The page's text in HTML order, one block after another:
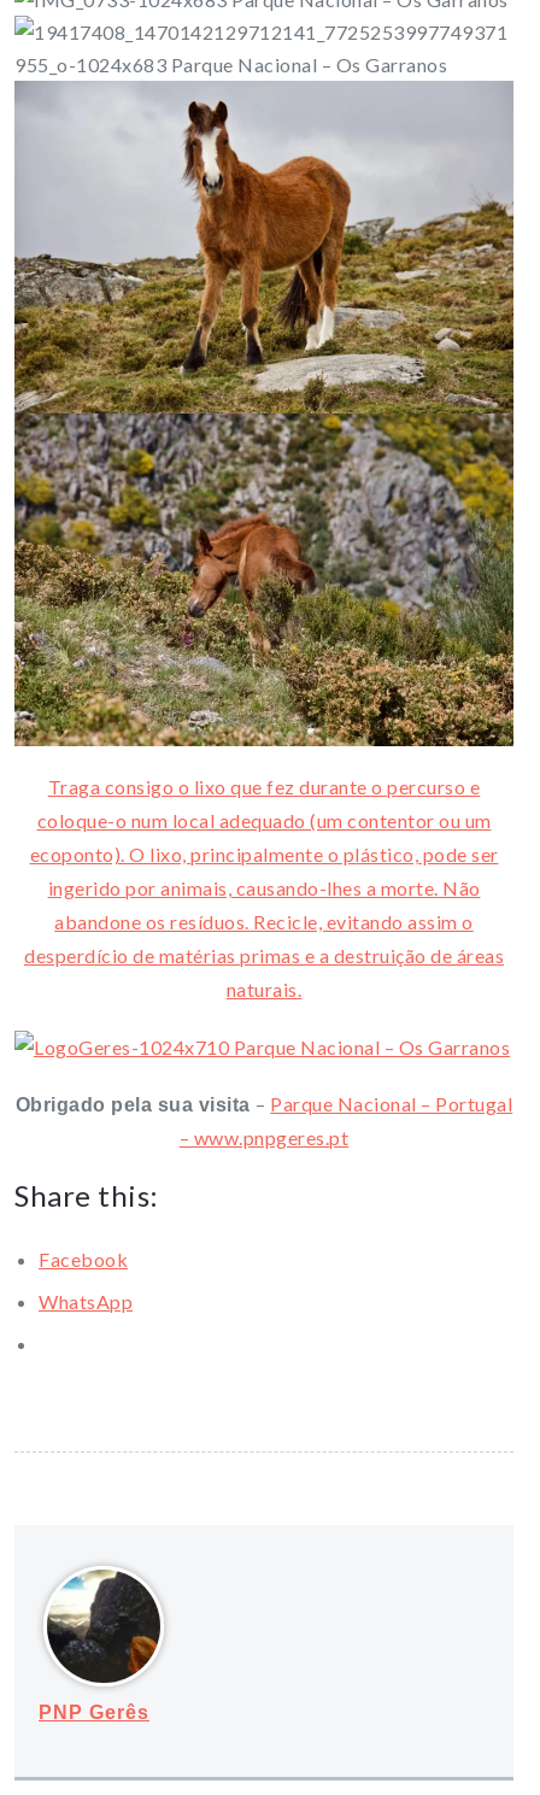
Traga consigo o lixo que fez durante o percurso e
coloque-o num local adequado (um contentor ou um
ecoponto). O lixo, principalmente o plástico, pode ser
ingerido por animais, causando-lhes a morte. Não
abandone os resíduos. Recicle, evitando assim o
desperdício de matérias primas e a destruição de áreas
naturais.
Obrigado pela sua visita – Parque Nacional – Portugal
– www.pnpgeres.pt
Share this:
Facebook
WhatsApp
PNP Gerês